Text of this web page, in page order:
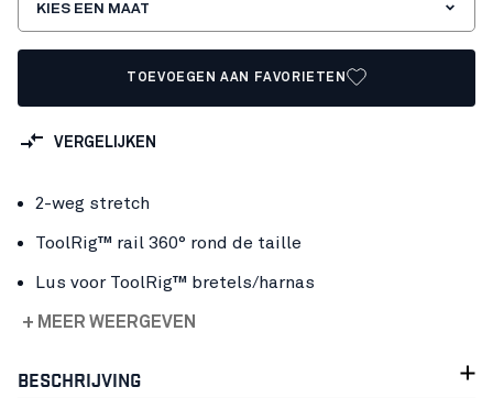
KIES EEN MAAT
TOEVOEGEN AAN FAVORIETEN
VERGELIJKEN
2-weg stretch
ToolRig™ rail 360° rond de taille
Lus voor ToolRig™ bretels/harnas
+ MEER WEERGEVEN
BESCHRIJVING